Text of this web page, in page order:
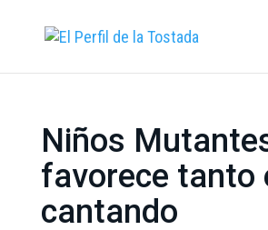
Niños
favorece tanto
cantando